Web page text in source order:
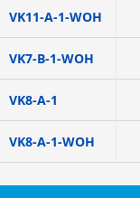
VK11-A-1-WOH
VK7-B-1-WOH
VK8-A-1
VK8-A-1-WOH